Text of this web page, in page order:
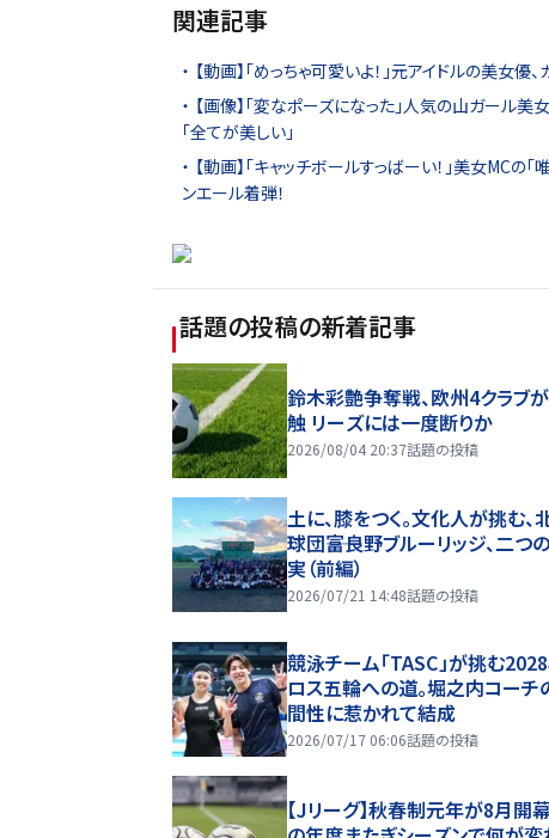
関連記事
【動画】「めっちゃ可愛いよ！」元アイドルの美女
【画像】「変なポーズになった」人気の山ガール美
「全てが美しい」
【動画】「キャッチボールすっばーい！」美女MCの
ンエール着弾！
話題の投稿の新着記事
鈴木彩艶争奪戦、欧州4クラブ
触 リーズには一度断りか
2026/08/04 20:37話題の投稿
土に、膝をつく。文化人が挑む、
球団――富良野ブルーリッジ、二つ
実（前編）
2026/07/21 14:48話題の投稿
競泳チーム「TASC」が挑む
ロス五輪への道。堀之内コーチ
間性に惹かれて結成
2026/07/17 06:06話題の投稿
【Jリーグ】秋春制元年が8月開